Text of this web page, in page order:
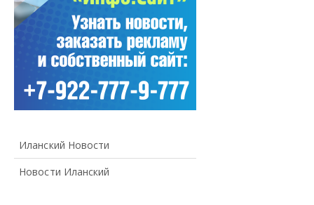
Иланский Новости
Новости Иланский